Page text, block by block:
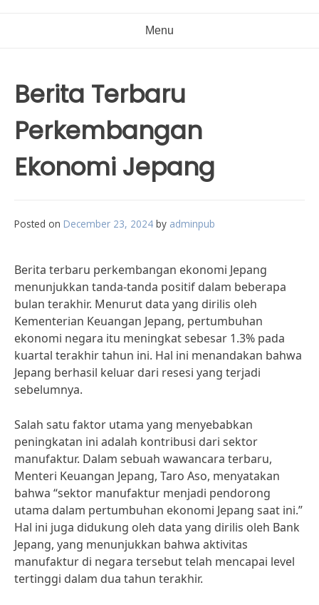
Menu
Berita Terbaru
Perkembangan
Ekonomi Jepang
Posted on December 23, 2024 by adminpub
Berita terbaru perkembangan ekonomi Jepang
menunjukkan tanda-tanda positif dalam beberapa
bulan terakhir. Menurut data yang dirilis oleh
Kementerian Keuangan Jepang, pertumbuhan
ekonomi negara itu meningkat sebesar 1.3% pada
kuartal terakhir tahun ini. Hal ini menandakan bahwa
Jepang berhasil keluar dari resesi yang terjadi
sebelumnya.
Salah satu faktor utama yang menyebabkan
peningkatan ini adalah kontribusi dari sektor
manufaktur. Dalam sebuah wawancara terbaru,
Menteri Keuangan Jepang, Taro Aso, menyatakan
bahwa “sektor manufaktur menjadi pendorong
utama dalam pertumbuhan ekonomi Jepang saat ini.”
Hal ini juga didukung oleh data yang dirilis oleh Bank
Jepang, yang menunjukkan bahwa aktivitas
manufaktur di negara tersebut telah mencapai level
tertinggi dalam dua tahun terakhir.